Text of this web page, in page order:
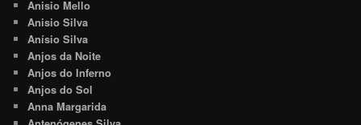
Anisio Mello
Anisio Silva
Anísio Silva
Anjos da Noite
Anjos do Inferno
Anjos do Sol
Anna Margarida